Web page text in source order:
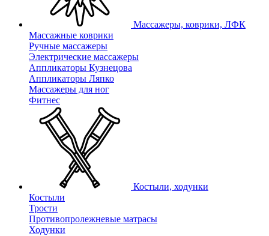
Массажеры, коврики, ЛФК
Массажные коврики
Ручные массажеры
Электрические массажеры
Аппликаторы Кузнецова
Аппликаторы Ляпко
Массажеры для ног
Фитнес
Костыли, ходунки
Костыли
Трости
Противопролежневые матрасы
Ходунки